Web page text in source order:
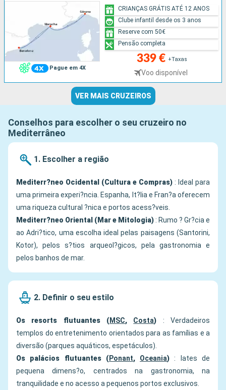
Pague em 4X
339 € +Taxas
Voo disponível
CRIANÇAS GRÁTIS ATÉ 12 ANOS
Clube infantil desde os 3 anos
Reserve com 50€
Pensão completa
VER MAIS CRUZEIROS
Conselhos para escolher o seu cruzeiro no
Mediterrâneo
1. Escolher a região
Mediterr?neo Ocidental (Cultura e Compras) : Ideal para
uma primeira experi?ncia. Espanha, It?lia e Fran?a oferecem
uma riqueza cultural ?nica e portos acess?veis.
Mediterr?neo Oriental (Mar e Mitologia): Rumo ? Gr?cia e
ao Adri?tico, uma escolha ideal pelas paisagens (Santorini,
Kotor), pelos s?tios arqueol?gicos, pela gastronomia e
pelos banhos de mar.
2. Definir o seu estilo
Os resorts flutuantes (MSC, Costa) : Verdadeiros
templos do entretenimento orientados para as famílias e a
diversão (parques aquáticos, espetáculos).
Os palácios flutuantes (Ponant, Oceania) : Iates de
pequena dimens?o, centrados na gastronomia, na
tranquilidade e no acesso a pequenos portos exclusivos.